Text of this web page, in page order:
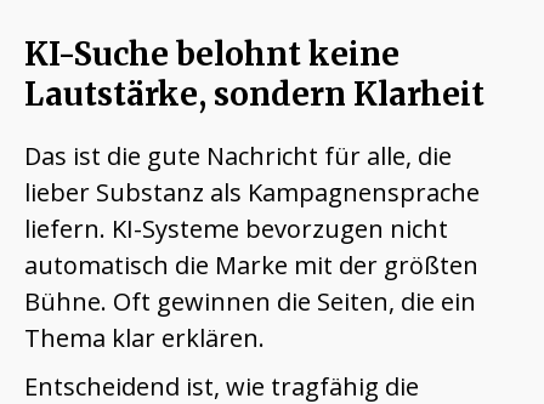
KI-Suche belohnt keine
Lautstärke, sondern Klarheit
Das ist die gute Nachricht für alle, die
lieber Substanz als Kampagnensprache
liefern. KI-Systeme bevorzugen nicht
automatisch die Marke mit der größten
Bühne. Oft gewinnen die Seiten, die ein
Thema klar erklären.
Entscheidend ist, wie tragfähig die